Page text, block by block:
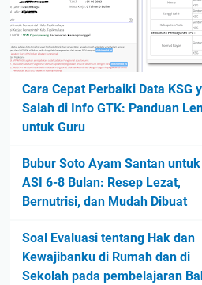
Cara Cepat Perbaiki Data KSG
Salah di Info GTK: Panduan
untuk Guru
Bubur Soto Ayam Santan
ASI 6-8 Bulan: Resep Lezat,
Bernutrisi, dan Mudah Dibuat
Soal Evaluasi tentang Hak dan
Kewajibanku di Rumah dan di
Sekolah pada pembelajaran